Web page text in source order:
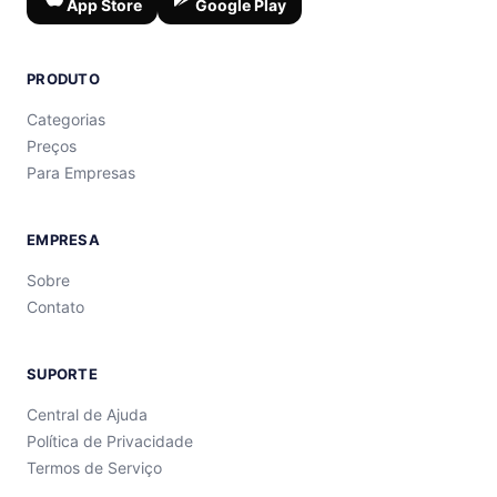
App Store Google Play
PRODUTO
Categorias
Preços
Para Empresas
EMPRESA
Sobre
Contato
SUPORTE
Central de Ajuda
Política de Privacidade
Termos de Serviço